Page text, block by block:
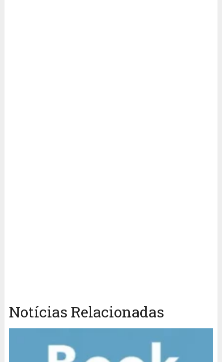
Notícias Relacionadas